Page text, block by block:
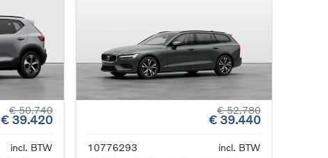
€ 50.740
€ 39.420
incl. BTW
€ 52.780
€ 39.440
10776293
incl. BTW